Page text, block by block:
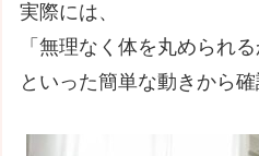
実際には、
「無理なく体を丸められる
といった簡単な動きから確